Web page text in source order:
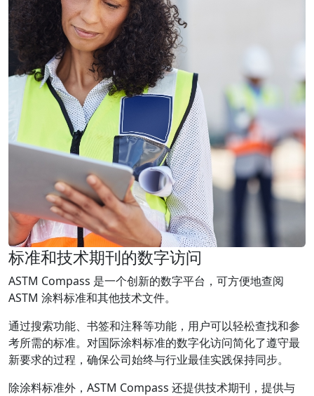
标准和技术期刊的数字访问
ASTM Compass 是一个创新的数字平台，可方便地查阅
ASTM 涂料标准和其他技术文件。
通过搜索功能、书签和注释等功能，用户可以轻松查找和参
考所需的标准。对国际涂料标准的数字化访问简化了遵守最
新要求的过程，确保公司始终与行业最佳实践保持同步。
除涂料标准外，ASTM Compass 还提供技术期刊，提供与